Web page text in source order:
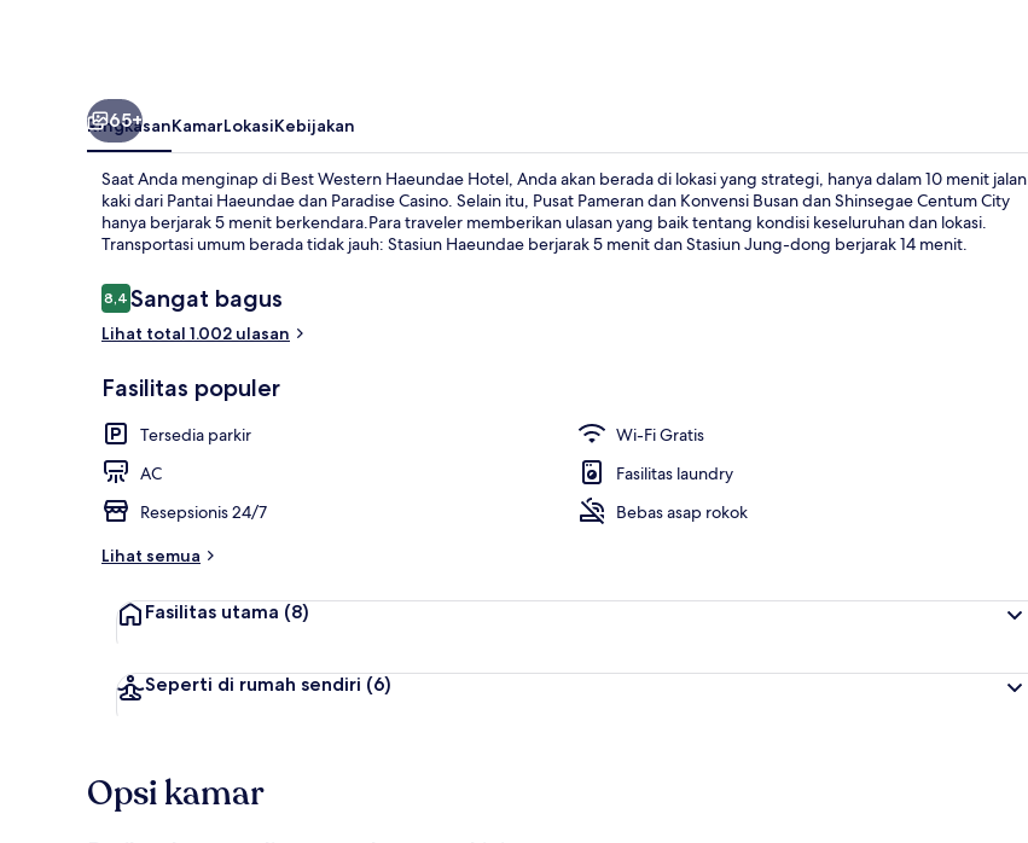
65+
RingkasanKamarLokasiKebijakan
Saat Anda menginap di Best Western Haeundae Hotel, Anda akan berada di lokasi yang strategi, hanya dalam 10 menit jalan
kaki dari Pantai Haeundae dan Paradise Casino. Selain itu, Pusat Pameran dan Konvensi Busan dan Shinsegae Centum City
hanya berjarak 5 menit berkendara.Para traveler memberikan ulasan yang baik tentang kondisi keseluruhan dan lokasi.
Transportasi umum berada tidak jauh: Stasiun Haeundae berjarak 5 menit dan Stasiun Jung-dong berjarak 14 menit.
Ulasan
8,48,4 dari 10
Sangat bagus
Lihat total 1.002 ulasan
Fasilitas populer
Tersedia parkir
Wi-Fi Gratis
AC
Fasilitas laundry
Resepsionis 24/7
Bebas asap rokok
Lihat semua
Fasilitas utama (8)
Seperti di rumah sendiri (6)
Opsi kamar